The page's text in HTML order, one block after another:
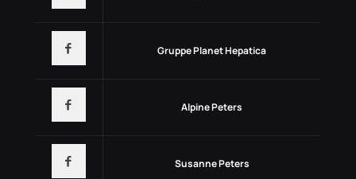
Gruppe Planet Hepatica
Alpine Peters
Susanne Peters